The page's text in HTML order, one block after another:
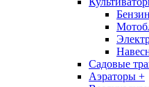
Садовые
Аэраторы +